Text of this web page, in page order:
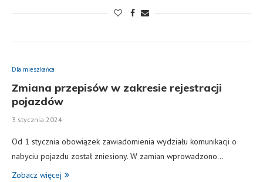
Dla mieszkańca
Zmiana przepisów w zakresie rejestracji
pojazdów
3 stycznia 2024
Od 1 stycznia obowiązek zawiadomienia wydziału komunikacji o
nabyciu pojazdu został zniesiony. W zamian wprowadzono…
Zobacz więcej